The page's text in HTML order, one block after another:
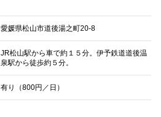
愛媛県松山市道後湯之町20-8
JR松山駅から車で約１５分。伊予鉄道道後温
泉駅から徒歩約５分。
有り（800円／日）